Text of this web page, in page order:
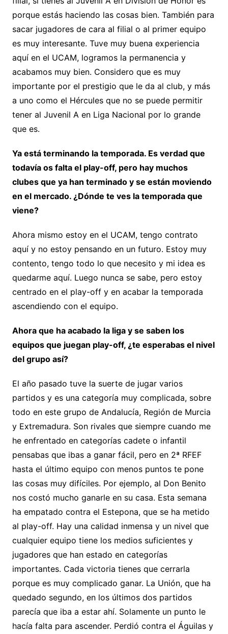
porque estás haciendo las cosas bien. También para
sacar jugadores de cara al filial o al primer equipo
es muy interesante. Tuve muy buena experiencia
aquí en el UCAM, logramos la permanencia y
acabamos muy bien. Considero que es muy
importante por el prestigio que le da al club, y más
a uno como el Hércules que no se puede permitir
tener al Juvenil A en Liga Nacional por lo grande
que es.
Ya está terminando la temporada. Es verdad que
todavía os falta el play-off, pero hay muchos
clubes que ya han terminado y se están moviendo
en el mercado. ¿Dónde te ves la temporada que
viene?
Ahora mismo estoy en el UCAM, tengo contrato
aquí y no estoy pensando en un futuro. Estoy muy
contento, tengo todo lo que necesito y mi idea es
quedarme aquí. Luego nunca se sabe, pero estoy
centrado en el play-off y en acabar la temporada
ascendiendo con el equipo.
Ahora que ha acabado la liga y se saben los
equipos que juegan play-off, ¿te esperabas el nivel
del grupo así?
El año pasado tuve la suerte de jugar varios
partidos y es una categoría muy complicada, sobre
todo en este grupo de Andalucía, Región de Murcia
y Extremadura. Son rivales que siempre cuando me
he enfrentado en categorías cadete o infantil
pensabas que ibas a ganar fácil, pero en 2ª RFEF
hasta el último equipo con menos puntos te pone
las cosas muy difíciles. Por ejemplo, al Don Benito
nos costó mucho ganarle en su casa. Esta semana
ha empatado contra el Estepona, que se ha metido
al play-off. Hay una calidad inmensa y un nivel que
cualquier equipo tiene los medios suficientes y
jugadores que han estado en categorías
importantes. Cada victoria tienes que cerrarla
porque es muy complicado ganar. La Unión, que ha
quedado segundo, en los últimos dos partidos
parecía que iba a estar ahí. Solamente un punto le
hacía falta para ascender. Perdió contra el Águilas y